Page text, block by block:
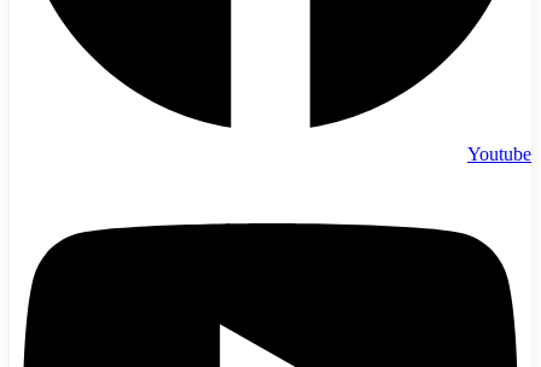
Youtube